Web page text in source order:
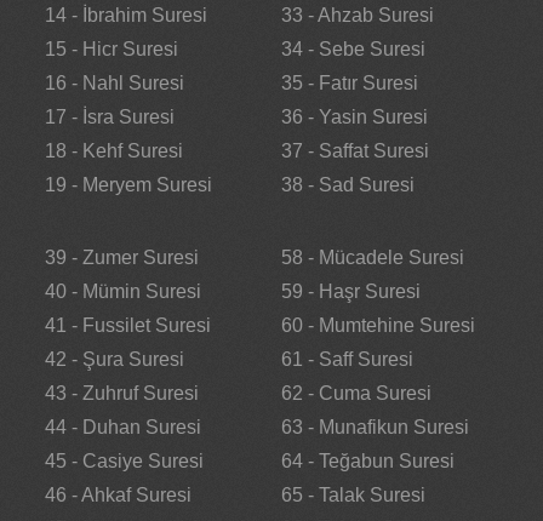
14 - İbrahim Suresi
15 - Hicr Suresi
16 - Nahl Suresi
17 - İsra Suresi
18 - Kehf Suresi
19 - Meryem Suresi
33 - Ahzab Suresi
34 - Sebe Suresi
35 - Fatır Suresi
36 - Yasin Suresi
37 - Saffat Suresi
38 - Sad Suresi
39 - Zumer Suresi
40 - Mümin Suresi
41 - Fussilet Suresi
42 - Şura Suresi
43 - Zuhruf Suresi
44 - Duhan Suresi
45 - Casiye Suresi
46 - Ahkaf Suresi
58 - Mücadele Suresi
59 - Haşr Suresi
60 - Mumtehine Suresi
61 - Saff Suresi
62 - Cuma Suresi
63 - Munafikun Suresi
64 - Teğabun Suresi
65 - Talak Suresi